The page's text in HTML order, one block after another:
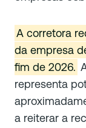
A corretora
da empresa
fim de 2026.
representa
a reiterar a